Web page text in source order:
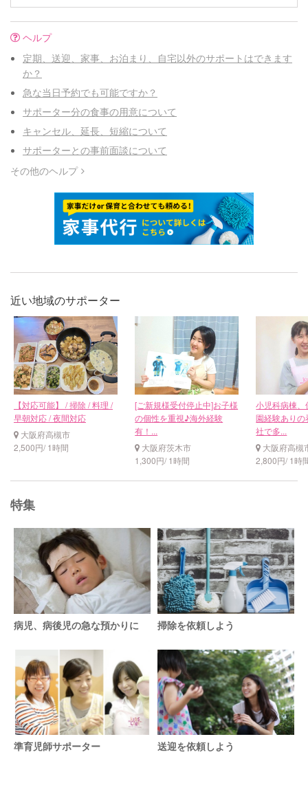
ヘルプ
定期、送迎、家事、お泊まり、自宅以外のサポートはできます
か？
急な当日予約でも可能ですか？
サポーター分の食事の用意について
キャンセル、延長、短縮について
サポーターとの事前面談について
その他のヘルプ
近い地域のサポーター
【対応可能】 / 掃除 / 料理 /
早朝対応 / 夜間対応
大阪府高槻市
2,500円/ 1時間
[ご新規様受付停止中]お子様
の個性を重視♪海外経験
有！...
大阪府茨木市
1,300円/ 1時間
小児科病棟
園経験あり
社で多...
大阪府高槻
2,800円/ 1時
特集
病児、病後児の急な預かりに 掃除を依頼しよう
準育児師サポーター 送迎を依頼しよう